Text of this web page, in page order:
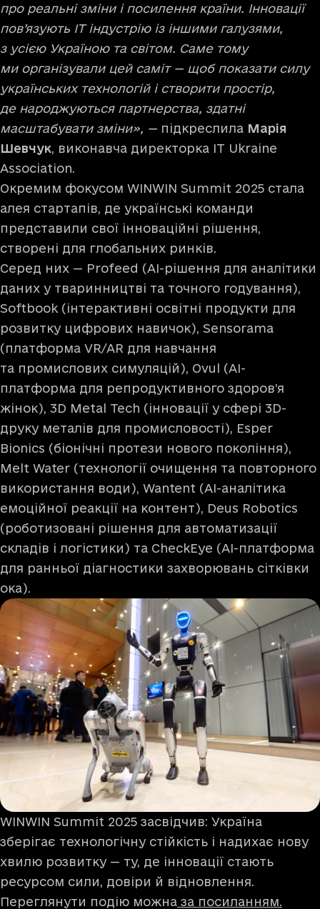
про реальні зміни і посилення країни. Інновації
пов’язують ІТ індустрію із іншими галузями,
з усією Україною та світом. Саме тому
ми організували цей саміт — щоб показати силу
українських технологій і створити простір,
де народжуються партнерства, здатні
масштабувати зміни», — підкреслила Марія
Шевчук, виконавча директорка IT Ukraine
Association.
Окремим фокусом WINWIN Summit 2025 стала
алея стартапів, де українські команди
представили свої інноваційні рішення,
створені для глобальних ринків.
Серед них — Profeed (AI-рішення для аналітики
даних у тваринництві та точного годування),
Softbook (інтерактивні освітні продукти для
розвитку цифрових навичок), Sensorama
(платформа VR/AR для навчання
та промислових симуляцій), Ovul (AI-
платформа для репродуктивного здоров’я
жінок), 3D Metal Tech (інновації у сфері 3D-
друку металів для промисловості), Esper
Bionics (біонічні протези нового покоління),
Melt Water (технології очищення та повторного
використання води), Wantent (AI-аналітика
емоційної реакції на контент), Deus Robotics
(роботизовані рішення для автоматизації
складів і логістики) та CheckEye (AI-платформа
для ранньої діагностики захворювань сітківки
ока).
WINWIN Summit 2025 засвідчив: Україна
зберігає технологічну стійкість і надихає нову
хвилю розвитку — ту, де інновації стають
ресурсом сили, довіри й відновлення.
Переглянути подію можна за посиланням.